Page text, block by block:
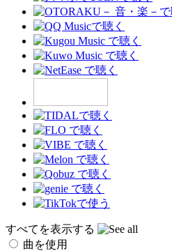
すべてを表示する
曲を使用